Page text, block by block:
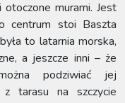
otoczone murami. Jest
centrum stoi Baszta
to latarnia morska,
a jeszcze inni – że
podziwiać jej
tarasu na szczycie